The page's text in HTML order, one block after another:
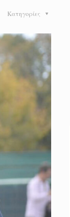
Κατηγορίες